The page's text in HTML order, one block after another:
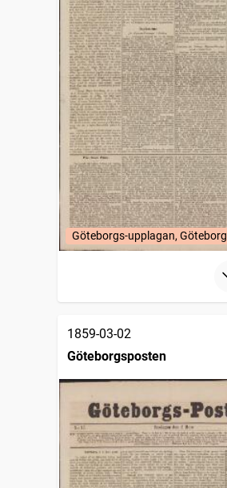
Göteborgs-upplagan, Göteborg
1859-03-02
Göteborgsposten